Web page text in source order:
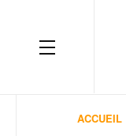
OFF CANVAS
ACCUEIL